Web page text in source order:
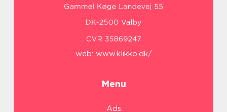
web: www.klikko.dk/
Menu
Ads